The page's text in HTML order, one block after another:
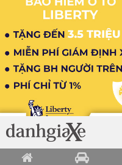
Loading data ...